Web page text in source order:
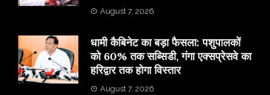
August 7, 2026
​धामी कैबिनेट का बड़ा फैसला: पशुपालकों
को 60% तक सब्सिडी, गंगा एक्सप्रेसवे का
हरिद्वार तक होगा विस्तार
August 7, 2026